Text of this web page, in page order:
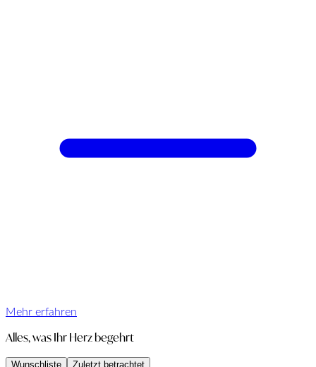
Mehr erfahren
Alles, was Ihr Herz begehrt
Wunschliste Zuletzt betrachtet